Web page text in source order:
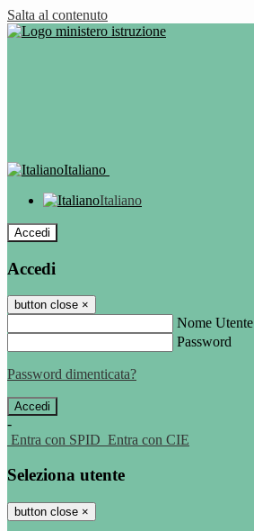
Salta al contenuto
Italiano
Italiano
Accedi
Accedi
button close ×
Nome Utente
Password
Password dimenticata?
-
Entra con SPID Entra con CIE
Seleziona utente
button close ×